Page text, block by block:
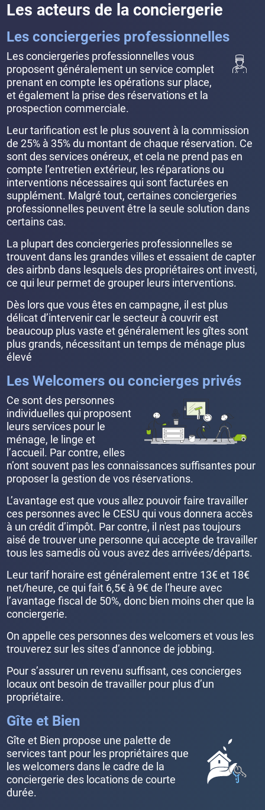
Les acteurs de la conciergerie
Les conciergeries professionnelles
Les conciergeries professionnelles vous
proposent généralement un service complet
prenant en compte les opérations sur place,
et également la prise des réservations et la
prospection commerciale.
Leur tarification est le plus souvent à la commission
de 25% à 35% du montant de chaque réservation. Ce
sont des services onéreux, et cela ne prend pas en
compte l’entretien extérieur, les réparations ou
interventions nécessaires qui sont facturées en
supplément. Malgré tout, certaines conciergeries
professionnelles peuvent être la seule solution dans
certains cas.
La plupart des conciergeries professionnelles se
trouvent dans les grandes villes et essaient de capter
des airbnb dans lesquels des propriétaires ont investi,
ce qui leur permet de grouper leurs interventions.
Dès lors que vous êtes en campagne, il est plus
délicat d’intervenir car le secteur à couvrir est
beaucoup plus vaste et généralement les gîtes sont
plus grands, nécessitant un temps de ménage plus
élevé
Les Welcomers ou concierges privés
Ce sont des personnes
individuelles qui proposent
leurs services pour le
ménage, le linge et
l’accueil. Par contre, elles
n’ont souvent pas les connaissances suffisantes pour
proposer la gestion de vos réservations.
L’avantage est que vous allez pouvoir faire travailler
ces personnes avec le CESU qui vous donnera accès
à un crédit d’impôt. Par contre, il n'est pas toujours
aisé de trouver une personne qui accepte de travailler
tous les samedis où vous avez des arrivées/départs.
Leur tarif horaire est généralement entre 13€ et 18€
net/heure, ce qui fait 6,5€ à 9€ de l’heure avec
l’avantage fiscal de 50%, donc bien moins cher que la
conciergerie.
On appelle ces personnes des welcomers et vous les
trouverez sur les sites d’annonce de jobbing.
Pour s’assurer un revenu suffisant, ces concierges
locaux ont besoin de travailler pour plus d’un
propriétaire.
Gîte et Bien
Gîte et Bien propose une palette de
services tant pour les propriétaires que
les welcomers dans le cadre de la
conciergerie des locations de courte
durée.